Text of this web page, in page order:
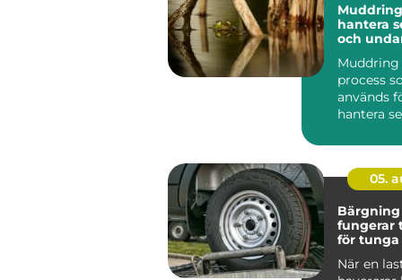
hantera
och
Muddring
process
används
hantera
05.
Bärgning
fungerar
för tunga
När en